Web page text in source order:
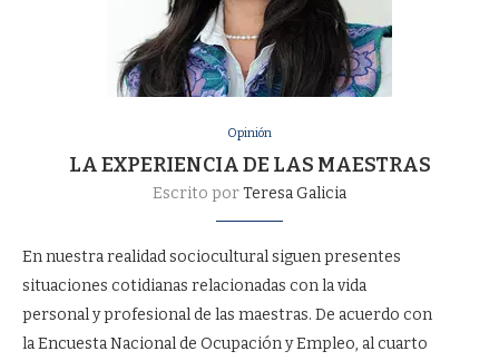
Opinión
LA EXPERIENCIA DE LAS MAESTRAS
Escrito porTeresa Galicia
En nuestra realidad sociocultural siguen presentes
situaciones cotidianas relacionadas con la vida
personal y profesional de las maestras. De acuerdo con
la Encuesta Nacional de Ocupación y Empleo, al cuarto